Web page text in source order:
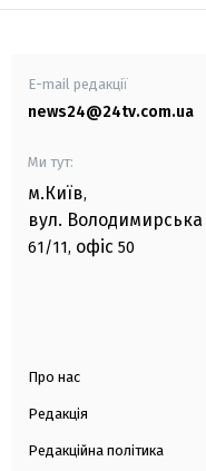
E-mail редакції
news24@24tv.com.ua
Ми тут:
м.Київ,
вул. Володимирська
61/11, офіс 50
Про нас
Редакція
Редакційна політика